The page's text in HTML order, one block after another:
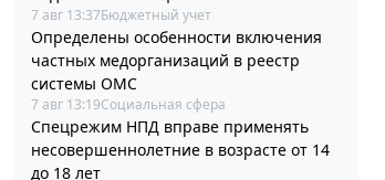
7 авг 13:37Бюджетный учет
Определены особенности включения
частных медорганизаций в реестр
системы ОМС
7 авг 13:19Социальная сфера
Спецрежим НПД вправе применять
несовершеннолетние в возрасте от 14
до 18 лет